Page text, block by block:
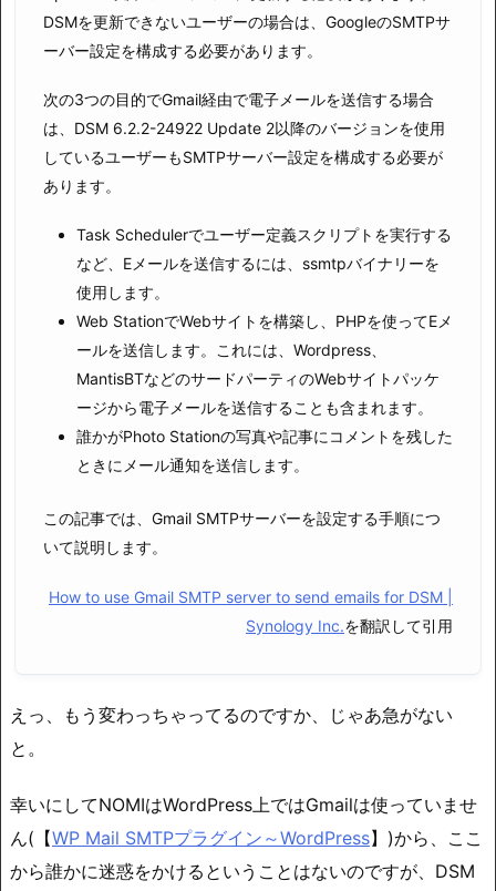
DSMを更新できないユーザーの場合は、GoogleのSMTPサ
ーバー設定を構成する必要があります。
次の3つの目的でGmail経由で電子メールを送信する場合
は、DSM 6.2.2-24922 Update 2以降のバージョンを使用
しているユーザーもSMTPサーバー設定を構成する必要が
あります。
Task Schedulerでユーザー定義スクリプトを実行する
など、Eメールを送信するには、ssmtpバイナリーを
使用します。
Web StationでWebサイトを構築し、PHPを使ってEメ
ールを送信します。これには、Wordpress、
MantisBTなどのサードパーティのWebサイトパッケ
ージから電子メールを送信することも含まれます。
誰かがPho​​to Stationの写真や記事にコメントを残した
ときにメール通知を送信します。
この記事では、Gmail SMTPサーバーを設定する手順につ
いて説明します。
How to use Gmail SMTP server to send emails for DSM |
Synology Inc.を翻訳して引用
えっ、もう変わっちゃってるのですか、じゃあ急がない
と。
幸いにしてNOMIはWordPress上ではGmailは使っていませ
ん(【WP Mail SMTPプラグイン～WordPress】)から、ここ
から誰かに迷惑をかけるということはないのですが、DSM